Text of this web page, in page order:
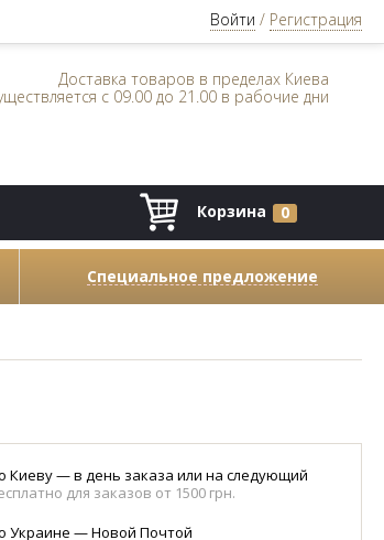
Войти / Регистрация
Доставка товаров в пределах Киева
с 09.00 до 21.00 в рабочие дни
Корзина 0
Специальное предложение
Киеву — в день заказа или на следующий
для заказов от 1500 грн.
Украине — Новой Почтой